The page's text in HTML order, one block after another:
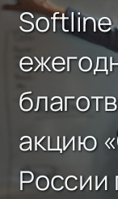
Softline
акцию